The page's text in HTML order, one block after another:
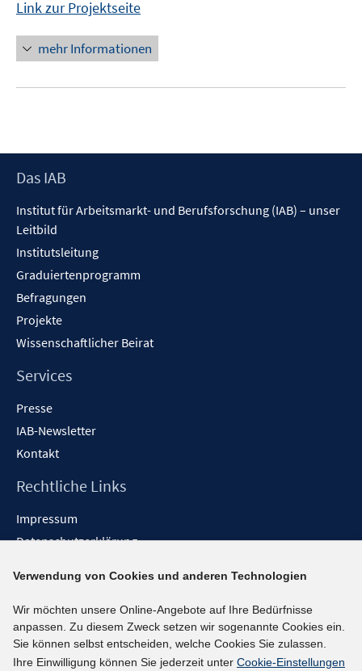
Link zur Projektseite
mehr Informationen
Footer
Das IAB
Institut für Arbeitsmarkt- und Berufsforschung (IAB) – unser
Leitbild
Institutsleitung
Graduiertenprogramm
Befragungen
Projekte
Wissenschaftlicher Beirat
Services
Presse
IAB-Newsletter
Kontakt
Rechtliche Links
Impressum
Datenschutzerklärung
Barrieren melden
Social-Media-Kanäle
BlueSky
Verwendung von Cookies und anderen Technologien
Wir möchten unsere Online-Angebote auf Ihre Bedürfnisse
anpassen. Zu diesem Zweck setzen wir sogenannte Cookies ein.
Sie können selbst entscheiden, welche Cookies Sie zulassen.
Ihre Einwilligung können Sie jederzeit unter Cookie-Einstellungen